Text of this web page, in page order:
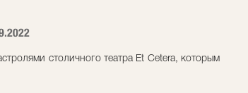
столичного театра Et Cetera, которым